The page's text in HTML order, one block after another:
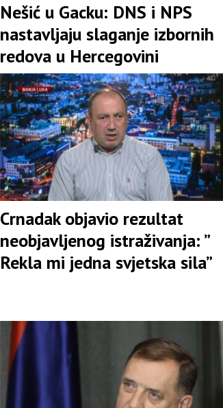
Nešić u Gacku: DNS i NPS
nastavljaju slaganje izbornih
redova u Hercegovini
Crnadak objavio rezultat
neobjavljenog istraživanja: ”
Rekla mi jedna svjetska sila”